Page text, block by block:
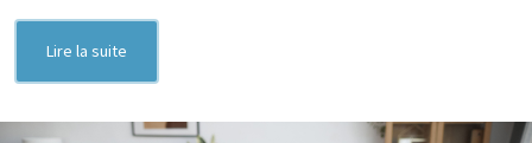
Lire la suite